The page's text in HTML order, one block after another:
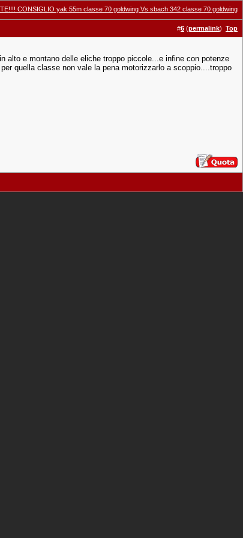
CONSIGLIO yak 55m classe 70 goldwing Vs sbach 342 classe 70 goldwing
#6 (permalink) Top
alto e montano delle eliche troppo piccole...e infine con potenze
quella classe non vale la pena motorizzarlo a scoppio....troppo